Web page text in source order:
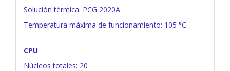
Solución térmica: PCG 2020A
Temperatura máxima de funcionamiento: 105 °C
CPU
Núcleos totales: 20